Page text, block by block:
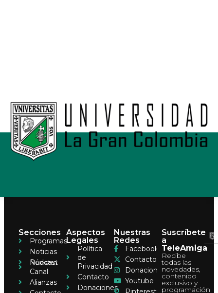
Secciones
Programas
Noticias
Pódcast
Nuestro
Canal
Alianzas
Aspectos
Legales
Política
de
Privacidad
Contacto
Donaciones
Nuestras
Redes
Facebook
Contacto
Donaciones
Youtube
Suscríbete
a
TeleAmiga
Recibe
todas las
novedades,
contenido
exclusivo y
programación